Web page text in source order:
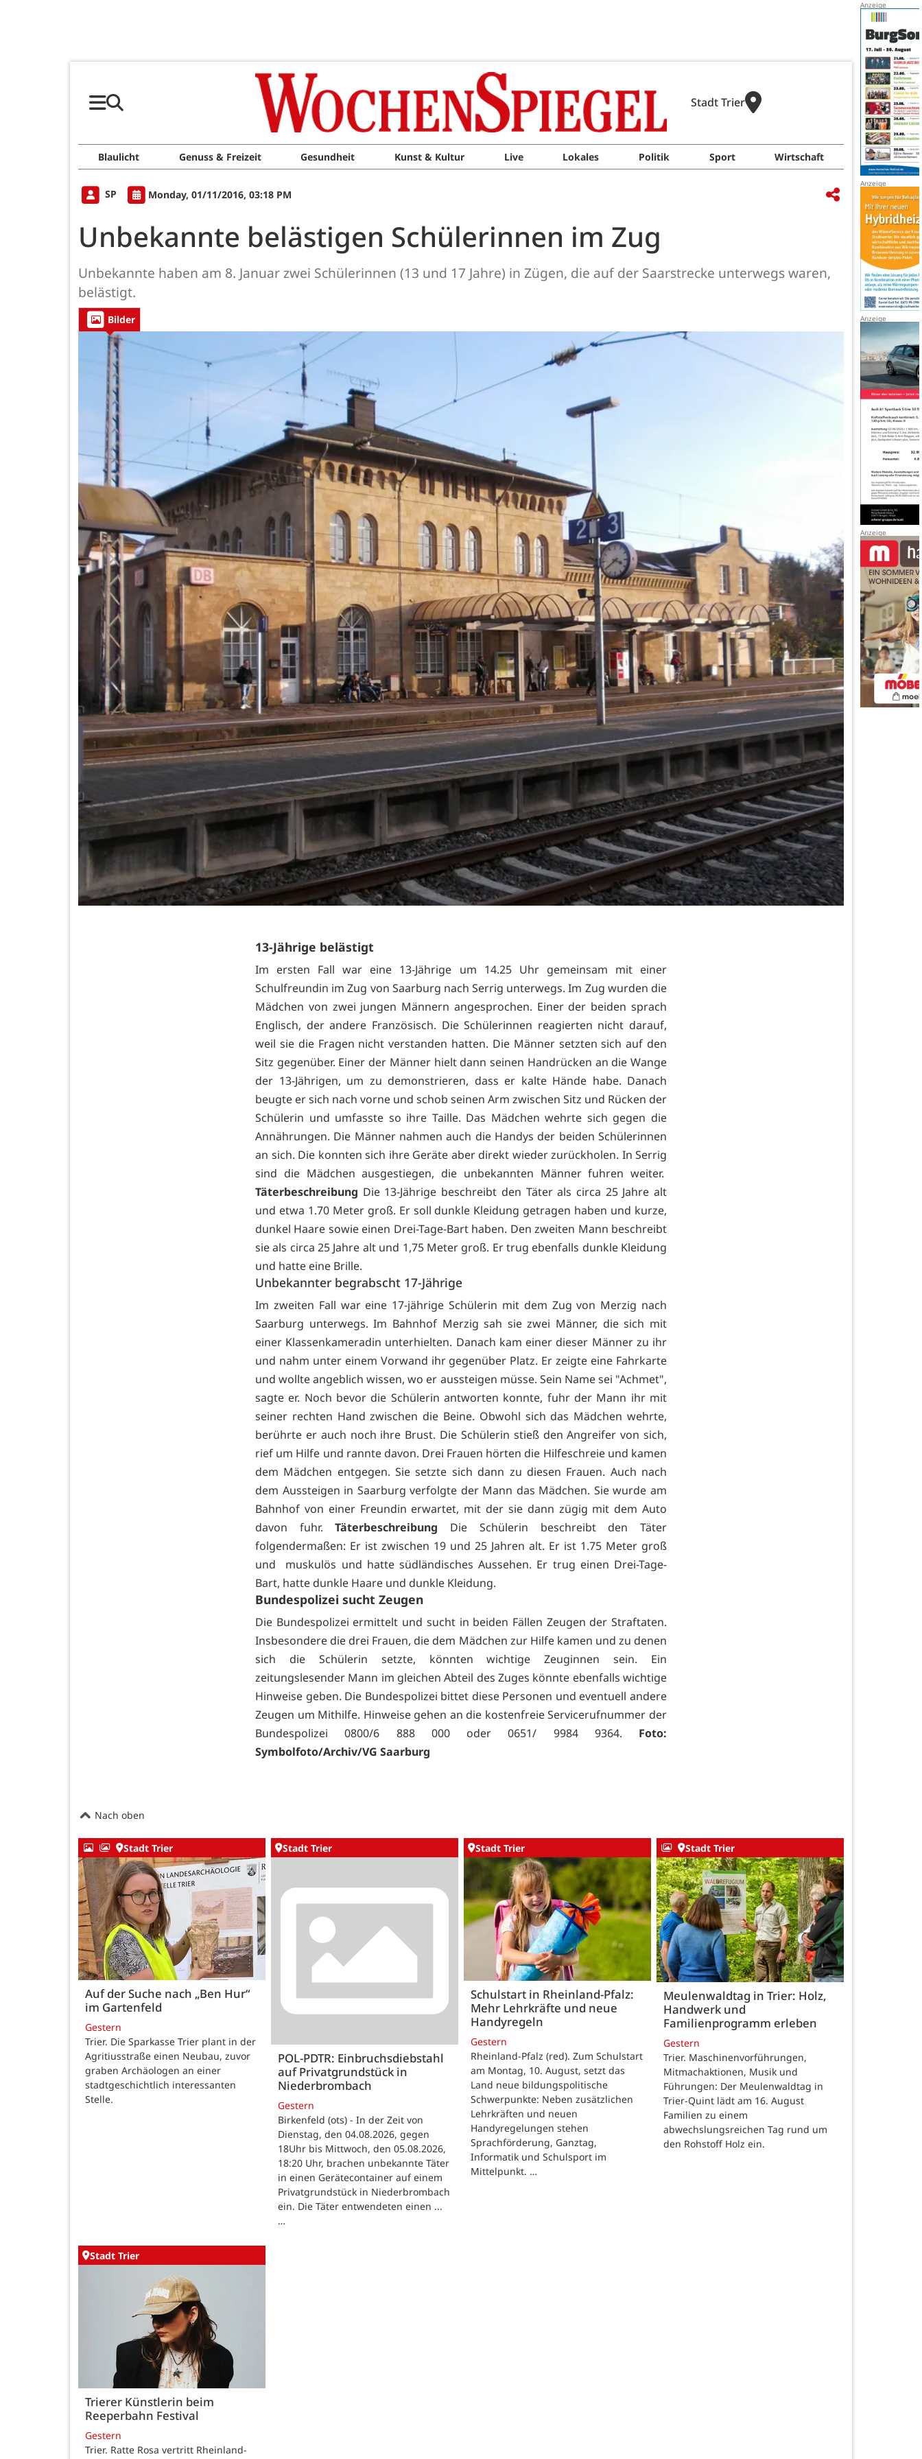
Stadt Trier
Blaulicht Genuss & Freizeit Gesundheit Kunst & Kultur Live Lokales Politik Sport Wirtschaft
SP Monday, 01/11/2016, 03:18 PM
Unbekannte belästigen Schülerinnen im Zug
Unbekannte haben am 8. Januar zwei Schülerinnen (13 und 17 Jahre) in Zügen, die auf der Saarstrecke unterwegs waren,
belästigt.
Bilder
13-Jährige belästigt
Im ersten Fall war eine 13-Jährige um 14.25 Uhr gemeinsam mit einer
Schulfreundin im Zug von Saarburg nach Serrig unterwegs. Im Zug wurden die
Mädchen von zwei jungen Männern angesprochen. Einer der beiden sprach
Englisch, der andere Französisch. Die Schülerinnen reagierten nicht darauf,
weil sie die Fragen nicht verstanden hatten. Die Männer setzten sich auf den
Sitz gegenüber. Einer der Männer hielt dann seinen Handrücken an die Wange
der 13-Jährigen, um zu demonstrieren, dass er kalte Hände habe. Danach
beugte er sich nach vorne und schob seinen Arm zwischen Sitz und Rücken der
Schülerin und umfasste so ihre Taille. Das Mädchen wehrte sich gegen die
Annährungen. Die Männer nahmen auch die Handys der beiden Schülerinnen
an sich. Die konnten sich ihre Geräte aber direkt wieder zurückholen. In Serrig
sind die Mädchen ausgestiegen, die unbekannten Männer fuhren weiter.
Täterbeschreibung Die 13-Jährige beschreibt den Täter als circa 25 Jahre alt
und etwa 1.70 Meter groß. Er soll dunkle Kleidung getragen haben und kurze,
dunkel Haare sowie einen Drei-Tage-Bart haben. Den zweiten Mann beschreibt
sie als circa 25 Jahre alt und 1,75 Meter groß. Er trug ebenfalls dunkle Kleidung
und hatte eine Brille.
Unbekannter begrabscht 17-Jährige
Im zweiten Fall war eine 17-jährige Schülerin mit dem Zug von Merzig nach
Saarburg unterwegs. Im Bahnhof Merzig sah sie zwei Männer, die sich mit
einer Klassenkameradin unterhielten. Danach kam einer dieser Männer zu ihr
und nahm unter einem Vorwand ihr gegenüber Platz. Er zeigte eine Fahrkarte
und wollte angeblich wissen, wo er aussteigen müsse. Sein Name sei "Achmet",
sagte er. Noch bevor die Schülerin antworten konnte, fuhr der Mann ihr mit
seiner rechten Hand zwischen die Beine. Obwohl sich das Mädchen wehrte,
berührte er auch noch ihre Brust. Die Schülerin stieß den Angreifer von sich,
rief um Hilfe und rannte davon. Drei Frauen hörten die Hilfeschreie und kamen
dem Mädchen entgegen. Sie setzte sich dann zu diesen Frauen. Auch nach
dem Aussteigen in Saarburg verfolgte der Mann das Mädchen. Sie wurde am
Bahnhof von einer Freundin erwartet, mit der sie dann zügig mit dem Auto
davon fuhr.Täterbeschreibung Die Schülerin beschreibt den Täter
folgendermaßen: Er ist zwischen 19 und 25 Jahren alt. Er ist 1.75 Meter groß
und muskulös und hatte südländisches Aussehen. Er trug einen Drei-Tage-
Bart, hatte dunkle Haare und dunkle Kleidung.
Bundespolizei sucht Zeugen
Die Bundespolizei ermittelt und sucht in beiden Fällen Zeugen der Straftaten.
Insbesondere die drei Frauen, die dem Mädchen zur Hilfe kamen und zu denen
sich die Schülerin setzte, könnten wichtige Zeuginnen sein. Ein
zeitungslesender Mann im gleichen Abteil des Zuges könnte ebenfalls wichtige
Hinweise geben. Die Bundespolizei bittet diese Personen und eventuell andere
Zeugen um Mithilfe. Hinweise gehen an die kostenfreie Servicerufnummer der
Bundespolizei 0800/6 888 000 oder 0651/ 9984 9364. Foto:
Symbolfoto/Archiv/VG Saarburg
Nach oben
Stadt Trier
Auf der Suche nach „Ben Hur“
im Gartenfeld
Gestern
Trier. Die Sparkasse Trier plant in der
Agritiusstraße einen Neubau, zuvor
graben Archäologen an einer
stadtgeschichtlich interessanten
Stelle.
Stadt Trier
POL-PDTR: Einbruchsdiebstahl
auf Privatgrundstück in
Niederbrombach
Gestern
Birkenfeld (ots) - In der Zeit von
Dienstag, den 04.08.2026, gegen
18Uhr bis Mittwoch, den 05.08.2026,
18:20 Uhr, brachen unbekannte Täter
in einen Gerätecontainer auf einem
Privatgrundstück in Niederbrombach
ein. Die Täter entwendeten einen ...
…
Stadt Trier
Schulstart in Rheinland-Pfalz:
Mehr Lehrkräfte und neue
Handyregeln
Gestern
Rheinland-Pfalz (red). Zum Schulstart
am Montag, 10. August, setzt das
Land neue bildungspolitische
Schwerpunkte: Neben zusätzlichen
Lehrkräften und neuen
Handyregelungen stehen
Sprachförderung, Ganztag,
Informatik und Schulsport im
Mittelpunkt. …
Stadt Trier
Meulenwaldtag in Trier: Holz,
Handwerk und
Familienprogramm erleben
Gestern
Trier. Maschinenvorführungen,
Mitmachaktionen, Musik und
Führungen: Der Meulenwaldtag in
Trier-Quint lädt am 16. August
Familien zu einem
abwechslungsreichen Tag rund um
den Rohstoff Holz ein.
Stadt Trier
Trierer Künstlerin beim
Reeperbahn Festival
Gestern
Trier. Ratte Rosa vertritt Rheinland-